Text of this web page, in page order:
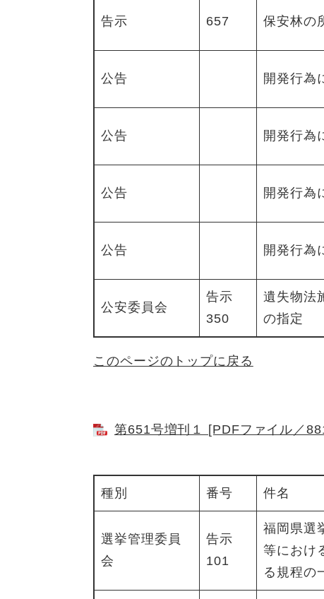
告示 657 保安林の
公告 開発行為
公告 開発行為
公告 開発行為
公告 開発行為
公安委員会
告示
350
遺失物法
の指定
このページのトップに戻る
第651号増刊１ [PDFファイル／
種別 番号 件名
選挙管理委員
会
告示
101
福岡県選
等におけ
る規程の